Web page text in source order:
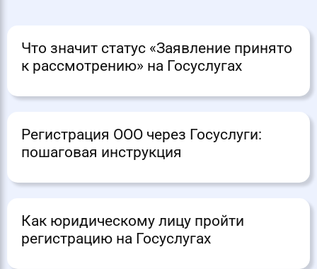
Что значит статус «Заявление принято
к рассмотрению» на Госуслугах
Регистрация ООО через Госуслуги:
пошаговая инструкция
Как юридическому лицу пройти
регистрацию на Госуслугах